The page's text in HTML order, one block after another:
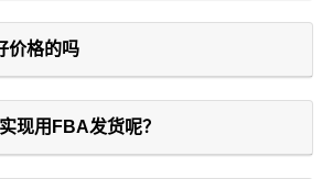
价格的吗
现用FBA发货呢？